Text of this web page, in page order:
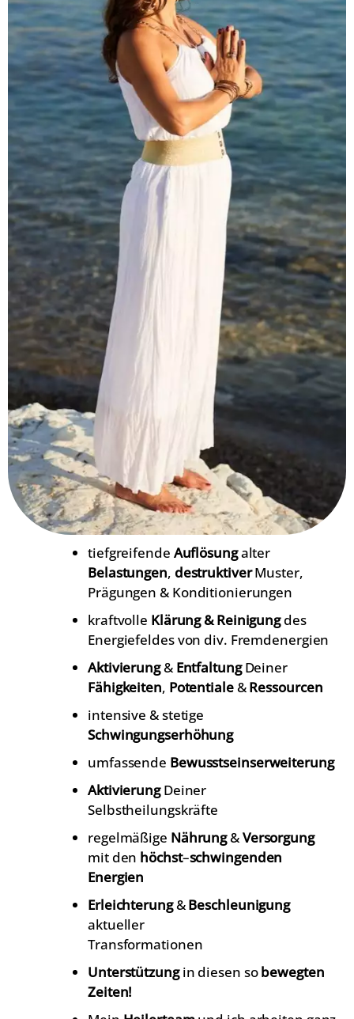
tiefgreifende Auflösungalter
Belastungen, destruktiverMuster,
Prägungen & Konditionierungen
kraftvolle Klärung & Reinigungdes
Energiefeldes von div. Fremdenergien
Aktivierung& EntfaltungDeiner
Fähigkeiten, Potentiale&Ressourcen
intensive & stetige
Schwingungserhöhung
umfassende Bewusstseinserweiterung
AktivierungDeiner
Selbstheilungskräfte
regelmäßige Nährung&Versorgung
mit den höchst–schwingenden
Energien
Erleichterung&Beschleunigung
aktueller
Transformationen
Unterstützungin diesen sobewegten
Zeiten!